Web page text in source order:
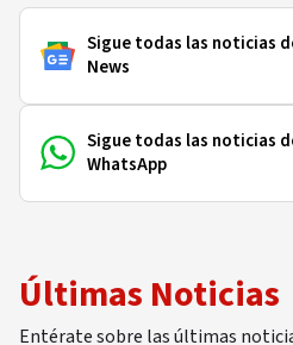
Sigue todas las noticias
News
Sigue todas las noticias
WhatsApp